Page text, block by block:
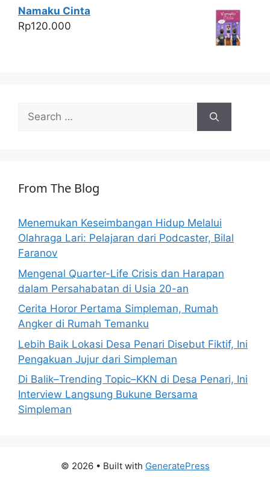
Namaku Cinta
Rp120.000
Search
for:
From The Blog
Menemukan Keseimbangan Hidup Melalui
Olahraga Lari: Pelajaran dari Podcaster, Bilal
Faranov
Mengenal Quarter-Life Crisis dan Harapan
dalam Persahabatan di Usia 20-an
Cerita Horor Pertama Simpleman, Rumah
Angker di Rumah Temanku
Lebih Baik Lokasi Desa Penari Disebut Fiktif, Ini
Pengakuan Jujur dari Simpleman
Di Balik–Trending Topic–KKN di Desa Penari, Ini
Interview Langsung Bukune Bersama
Simpleman
© 2026 • Built with GeneratePress